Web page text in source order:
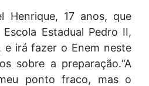
Henrique, 17 anos, que
Estadual Pedro II,
e irá fazer o Enem neste
sobre a preparação.“A
ponto fraco, mas o